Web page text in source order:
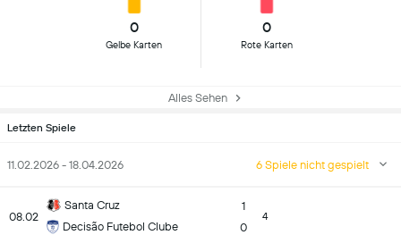
0
Gelbe Karten
0
Rote Karten
Alles Sehen
Letzten Spiele
11.02.2026 - 18.04.2026 6 Spiele nicht gespielt
08.02
Santa Cruz
Decisão Futebol Clube
1
0
4